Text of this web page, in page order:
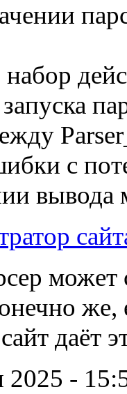
с
же,
даёт
-